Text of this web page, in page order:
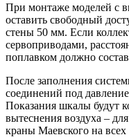
При монтаже моделей с
оставить свободный
стены 50 мм. Если
сервоприводами,
поплавком должно
После заполнения
соединений под
Показания шкалы будут
вытеснения воздуха –
краны Маевского на всех